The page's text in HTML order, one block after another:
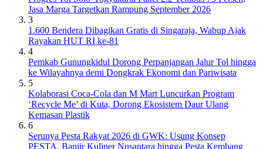
Jasa Marga Targetkan Rampung September 2026
3
1.600 Bendera Dibagikan Gratis di Singaraja, Wabup Ajak
Rayakan HUT RI ke-81
4
Pemkab Gunungkidul Dorong Perpanjangan Jalur Tol hingga
ke Wilayahnya demi Dongkrak Ekonomi dan Pariwisata
5
Kolaborasi Coca-Cola dan M Mart Luncurkan Program
‘Recycle Me’ di Kuta, Dorong Ekosistem Daur Ulang
Kemasan Plastik
6
Serunya Pesta Rakyat 2026 di GWK: Usung Konsep
PESTA, Banjir Kuliner Nusantara hingga Pesta Kembang